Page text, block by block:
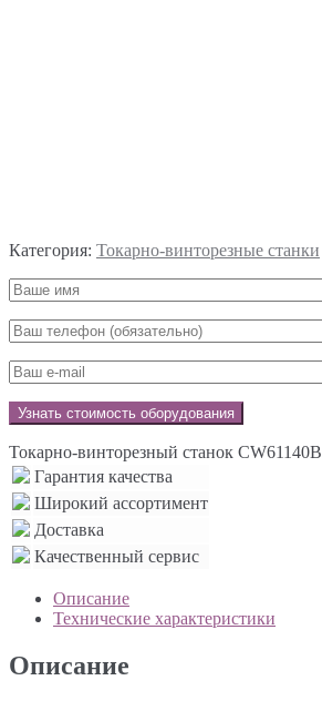
Категория: Токарно-винторезные станки
Токарно-винторезный станок CW61140B
Гарантия качества
Широкий ассортимент
Доставка
Качественный сервис
Описание
Технические характеристики
Описание